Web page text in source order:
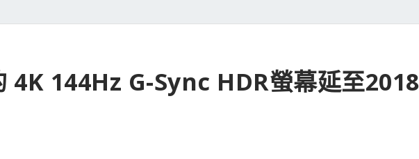
4K 144Hz G-Sync HDR螢幕延至